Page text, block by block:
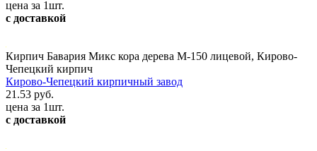
цена за 1шт.
с доставкой
Кирпич Бавария Микс кора дерева М-150 лицевой, Кирово-
Чепецкий кирпич
Кирово-Чепецкий кирпичный завод
21.53 руб.
цена за 1шт.
с доставкой